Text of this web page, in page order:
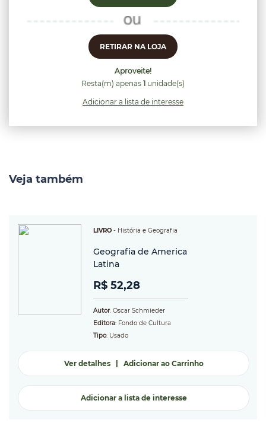
RETIRAR NA LOJA
Aproveite!
Resta(m) apenas 1 unidade(s)
Adicionar a lista de interesse
Veja também
LIVRO - História e Geografia
Geografia de America
Latina
R$ 52,28
Autor: Oscar Schmieder
Editora: Fondo de Cultura
Tipo: Usado
Ver detalhes| Adicionar ao Carrinho
Adicionar a lista de interesse